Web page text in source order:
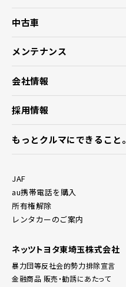
中古車
メンテナンス
会社情報
採用情報
もっとクルマにできること。
JAF
au携帯電話を購入
所有権解除
レンタカーのご案内
ネッツトヨタ東埼玉株式会社
暴力団等反社会的勢力排除宣言
金融商品 販売・勧誘にあたって